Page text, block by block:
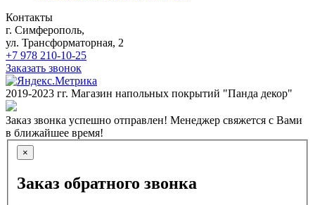
Контакты
г. Симферополь,
ул. Трансформаторная, 2
+7 978 210-10-25
Заказать звонок
2019-2023 гг. Магазин напольных покрытий "Панда декор"
Заказ звонка успешно отправлен! Менеджер свяжется с Вами
в ближайшее время!
×
Заказ обратного звонка